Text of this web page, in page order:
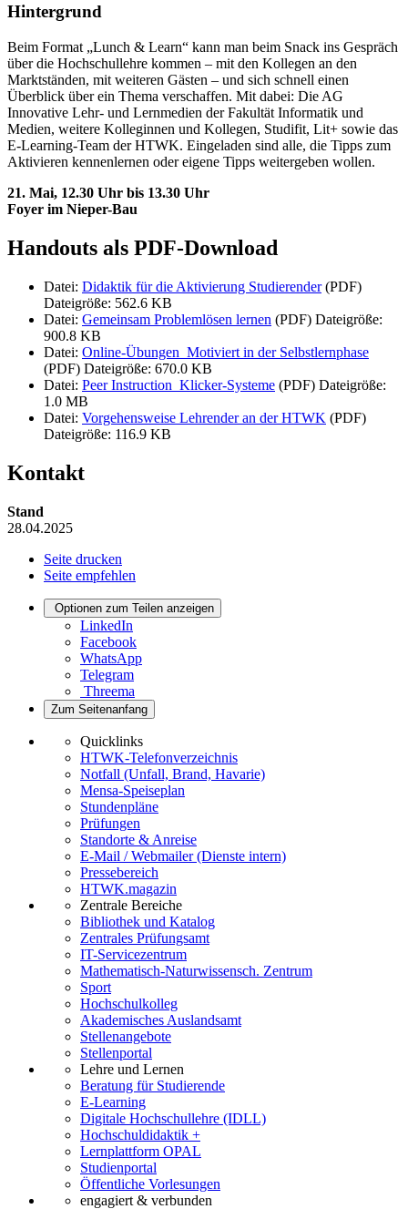
Hintergrund
Beim Format „Lunch & Learn“ kann man beim Snack ins Gespräch
über die Hochschullehre kommen – mit den Kollegen an den
Marktständen, mit weiteren Gästen – und sich schnell einen
Überblick über ein Thema verschaffen. Mit dabei: Die AG
Innovative Lehr- und Lernmedien der Fakultät Informatik und
Medien, weitere Kolleginnen und Kollegen, Studifit, Lit+ sowie das
E-Learning-Team der HTWK. Eingeladen sind alle, die Tipps zum
Aktivieren kennenlernen oder eigene Tipps weitergeben wollen.
21. Mai, 12.30 Uhr bis 13.30 Uhr
Foyer im Nieper-Bau
Handouts als PDF-Download
Datei: Didaktik für die Aktivierung Studierender(PDF)
Dateigröße: 562.6 KB
Datei: Gemeinsam Problemlösen lernen (PDF) Dateigröße:
900.8 KB
Datei: Online-Übungen_Motiviert in der Selbstlernphase
(PDF) Dateigröße: 670.0 KB
Datei: Peer Instruction_Klicker-Systeme (PDF) Dateigröße:
1.0 MB
Datei: Vorgehensweise Lehrender an der HTWK (PDF)
Dateigröße: 116.9 KB
Kontakt
Stand
28.04.2025
Seite drucken
Seite empfehlen
Optionen zum Teilen anzeigen
LinkedIn
Facebook
WhatsApp
Telegram
Threema
Zum Seitenanfang
Quicklinks
HTWK-Telefonverzeichnis
Notfall (Unfall, Brand, Havarie)
Mensa-Speiseplan
Stundenpläne
Prüfungen
Standorte & Anreise
E-Mail / Webmailer (Dienste intern)
Pressebereich
HTWK.magazin
Zentrale Bereiche
Bibliothek und Katalog
Zentrales Prüfungsamt
IT-Servicezentrum
Mathematisch-Naturwissensch. Zentrum
Sport
Hochschulkolleg
Akademisches Auslandsamt
Stellenangebote
Stellenportal
Lehre und Lernen
Beratung für Studierende
E-Learning
Digitale Hochschullehre (IDLL)
Hochschuldidaktik +
Lernplattform OPAL
Studienportal
Öffentliche Vorlesungen
engagiert & verbunden